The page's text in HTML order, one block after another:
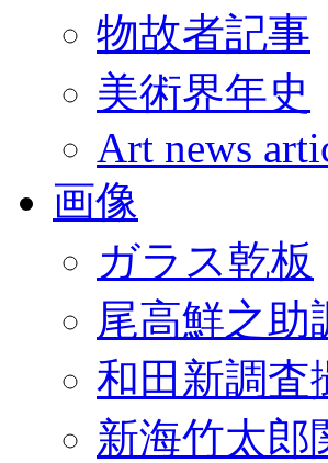
物故者記事
美術界年史
Art news
画像
ガラス乾板
尾高鮮之助
和田新調査
新海竹太郎